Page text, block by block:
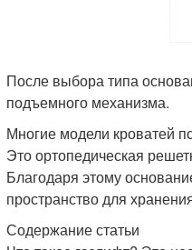
После выбора типа
подъемного механизма.
Многие модели кроватей
Это ортопедическая
Благодаря этому
пространство для
Содержание статьи